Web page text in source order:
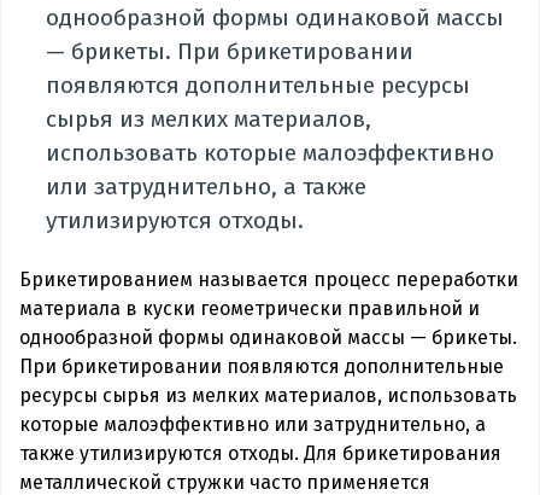
однообразной формы одинаковой массы
— брикеты. При брикетировании
появляются дополнительные ресурсы
сырья из мелких материалов,
использовать которые малоэффективно
или затруднительно, а также
утилизируются отходы.
Брикетированием называется процесс переработки
материала в куски геометрически правильной и
однообразной формы одинаковой массы — брикеты.
При брикетировании появляются дополнительные
ресурсы сырья из мелких материалов, использовать
которые малоэффективно или затруднительно, а
также утилизируются отходы. Для брикетирования
металлической стружки часто применяется